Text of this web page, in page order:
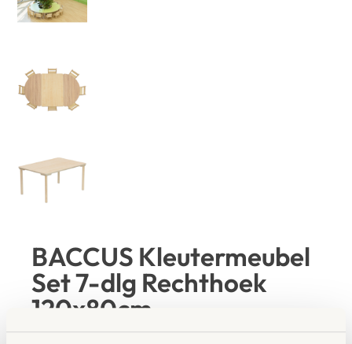
BACCUS Kleutermeubel
Set 7-dlg Rechthoek
120x80cm
€984,00